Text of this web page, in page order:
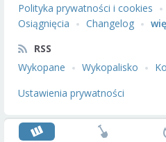
Polityka prywatności i cookies
Osiągnięcia
Changelog
RSS
Wykopane
Wykopalisko
Ustawienia prywatności